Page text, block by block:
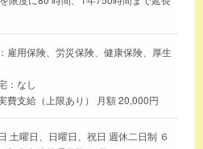
雇用保険、労災保険、健康保険、厚生
：なし
費支給（上限あり） 月額 20,000円
土曜日、日曜日、祝日 週休二日制 ６